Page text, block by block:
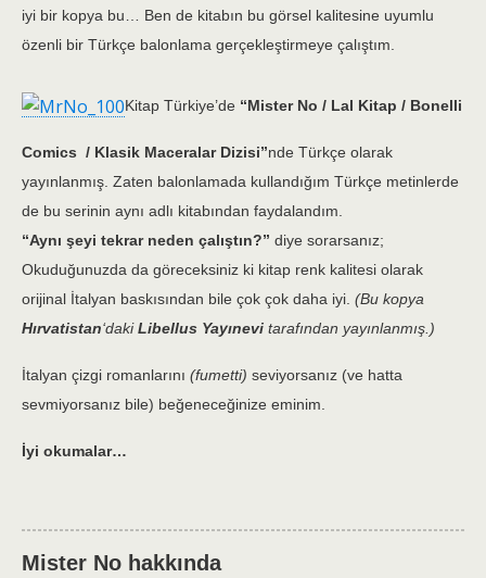
iyi bir kopya bu… Ben de kitabın bu görsel kalitesine uyumlu
özenli bir Türkçe balonlama gerçekleştirmeye çalıştım.
Kitap Türkiye’de “Mister No / Lal Kitap / Bonelli
Comics / Klasik Maceralar Dizisi”nde Türkçe olarak
yayınlanmış. Zaten balonlamada kullandığım Türkçe metinlerde
de bu serinin aynı adlı kitabından faydalandım.
“Aynı şeyi tekrar neden çalıştın?” diye sorarsanız;
Okuduğunuzda da göreceksiniz ki kitap renk kalitesi olarak
orijinal İtalyan baskısından bile çok çok daha iyi. (Bu kopya
Hırvatistan‘dakiLibellus Yayınevi tarafından yayınlanmış.)
İtalyan çizgi romanlarını (fumetti) seviyorsanız (ve hatta
sevmiyorsanız bile) beğeneceğinize eminim.
İyi okumalar…
Mister No hakkında